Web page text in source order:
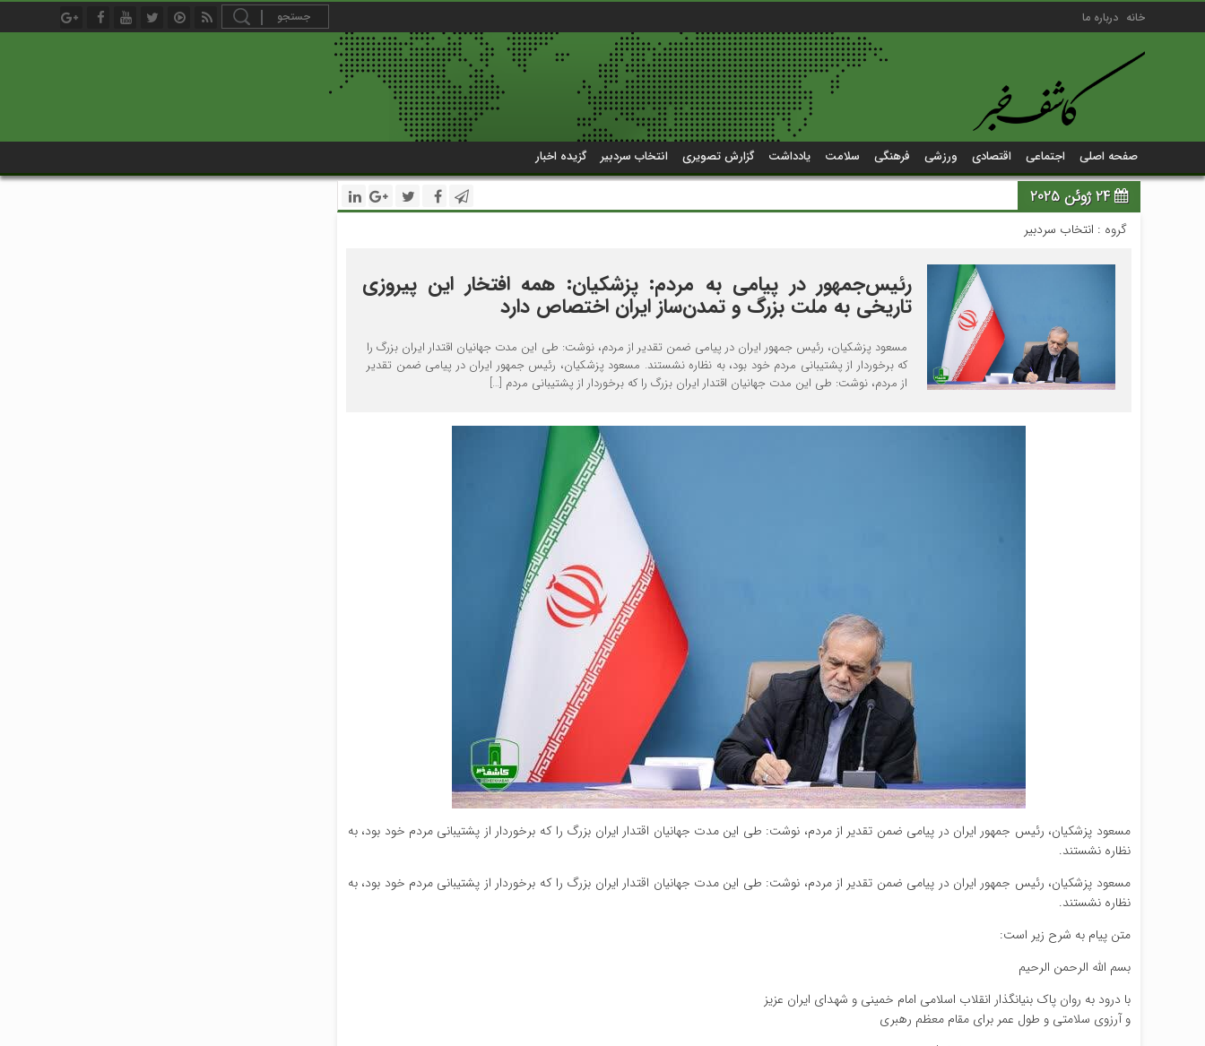
خانه درباره ما
صفحه اصلی اجتماعی اقتصادی ورزشی فرهنگی سلامت یادداشت گزارش تصویری انتخاب سردبیر گزیده اخبار
24 ژوئن 2025
گروه : انتخاب سردبیر
رئیس‌جمهور در پیامی به مردم: پزشکیان: همه افتخار این پیروزی
تاریخی به ملت بزرگ و تمدن‌ساز ایران اختصاص دارد
مسعود پزشکیان، رئیس جمهور ایران در پیامی ضمن تقدیر از مردم، نوشت: طی این مدت جهانیان اقتدار ایران بزرگ را
که برخوردار از پشتیبانی مردم خود بود، به نظاره نشستند. مسعود پزشکیان، رئیس جمهور ایران در پیامی ضمن تقدیر
از مردم، نوشت: طی این مدت جهانیان اقتدار ایران بزرگ را که برخوردار از پشتیبانی مردم […]
مسعود پزشکیان، رئیس جمهور ایران در پیامی ضمن تقدیر از مردم، نوشت: طی این مدت جهانیان اقتدار ایران بزرگ را که برخوردار از پشتیبانی مردم خود بود، به
نظاره نشستند.
مسعود پزشکیان، رئیس جمهور ایران در پیامی ضمن تقدیر از مردم، نوشت: طی این مدت جهانیان اقتدار ایران بزرگ را که برخوردار از پشتیبانی مردم خود بود، به
نظاره نشستند.
متن پیام به شرح زیر است:
بسم الله الرحمن الرحیم
با درود به روان پاک بنیانگذار انقلاب اسلامی امام خمینی و شهدای ایران عزیز
و آرزوی سلامتی و طول عمر برای مقام معظم رهبری